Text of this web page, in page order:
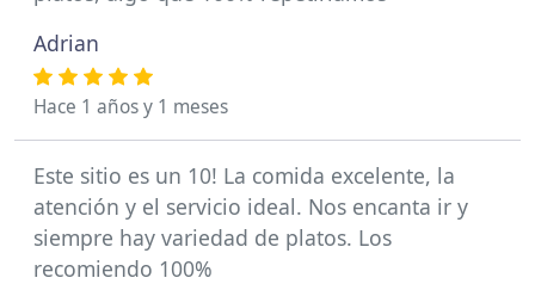
Adrian
Hace 1 años y 1 meses
Este sitio es un 10! La comida excelente, la
atención y el servicio ideal. Nos encanta ir y
siempre hay variedad de platos. Los
recomiendo 100%